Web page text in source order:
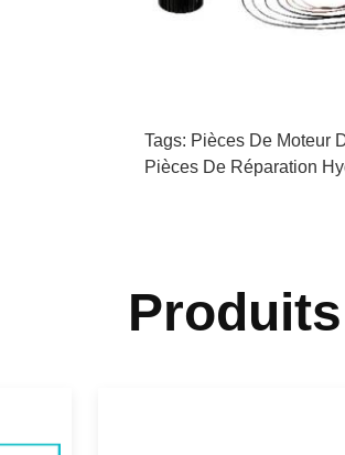
Tags: Pièces De Moteur
Pièces De Réparation